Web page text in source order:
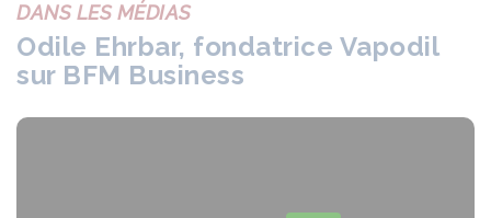
DANS LES MÉDIAS
Odile Ehrbar, fondatrice Vapodil
sur BFM Business